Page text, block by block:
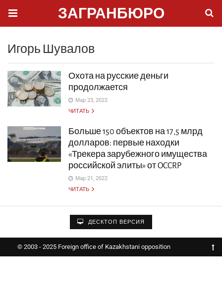
ЗАГРАНБЮРО
Игорь Шувалов
Охота на русские деньги
продолжается
Мар 23, 2022
ЧИТАТЬ
Больше 150 объектов на 17,5 млрд
долларов: первые находки
«Трекера зарубежного имущества
российской элиты» от OCCRP
Мар 21, 2022
ЧИТАТЬ
ДЕСКТОП ВЕРСИЯ
© 2003 - 2025 Foreign office of Kazakhstani opposition